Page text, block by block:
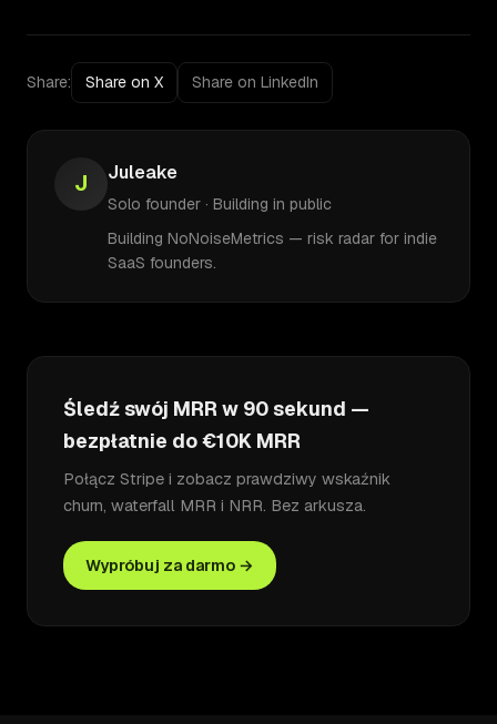
Share: Share on X Share on LinkedIn
J Juleake
Solo founder · Building in public
Building NoNoiseMetrics — risk radar for indie
SaaS founders.
Śledź swój MRR w 90 sekund —
bezpłatnie do €10K MRR
Połącz Stripe i zobacz prawdziwy wskaźnik
churn, waterfall MRR i NRR. Bez arkusza.
Wypróbuj za darmo →